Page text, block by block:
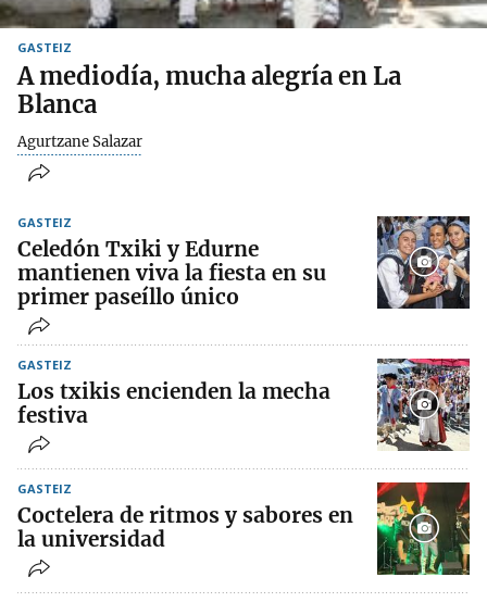
GASTEIZ
A mediodía, mucha alegría en La
Blanca
Agurtzane Salazar
GASTEIZ
Celedón Txiki y Edurne
mantienen viva la fiesta en su
primer paseíllo único
GASTEIZ
Los txikis encienden la mecha
festiva
GASTEIZ
Coctelera de ritmos y sabores en
la universidad